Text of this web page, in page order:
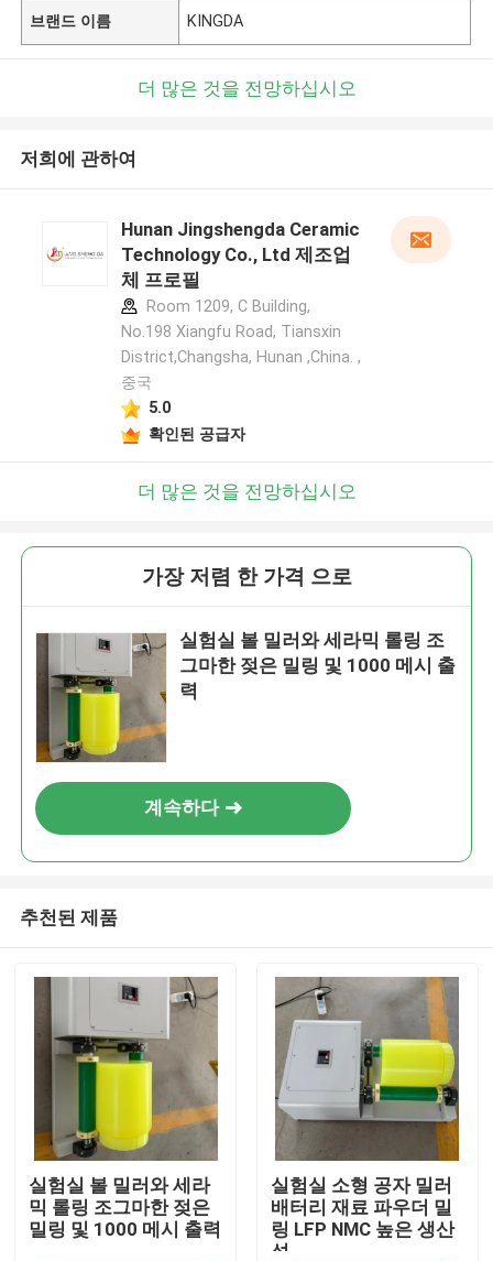
브랜드 이름 KINGDA
더 많은 것을 전망하십시오
저희에 관하여
Hunan Jingshengda Ceramic
Technology Co., Ltd 제조업
체 프로필
Room 1209, C Building,
No.198 Xiangfu Road, Tiansxin
District,Changsha, Hunan ,China. ,
중국
5.0
확인된 공급자
더 많은 것을 전망하십시오
가장 저렴 한 가격 으로
실험실 볼 밀러와 세라믹 롤링 조
그마한 젖은 밀링 및 1000 메시 출
력
계속하다
추천된 제품
실험실 볼 밀러와 세라
믹 롤링 조그마한 젖은
밀링 및 1000 메시 출력
실험실 소형 공자 밀러
배터리 재료 파우더 밀
링 LFP NMC 높은 생산
성